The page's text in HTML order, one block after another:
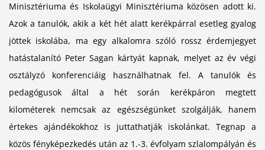
Minisztériuma és Iskolaügyi Minisztériuma közösen adott ki.
Azok a tanulók, akik a két hét alatt kerékpárral esetleg gyalog
jöttek iskolába, ma egy alkalomra szóló rossz érdemjegyet
hatástalanító Peter Sagan kártyát kapnak, melyet az év végi
osztályzó konferenciáig használhatnak fel. A tanulók és
pedagógusok által a hét során kerékpáron megtett
kilométerek nemcsak az egészségünket szolgálják, hanem
értekes ajándékokhoz is juttathatják iskolánkat. Tegnap a
közös fényképezkedés után az 1.-3. évfolyam szlalompályán és